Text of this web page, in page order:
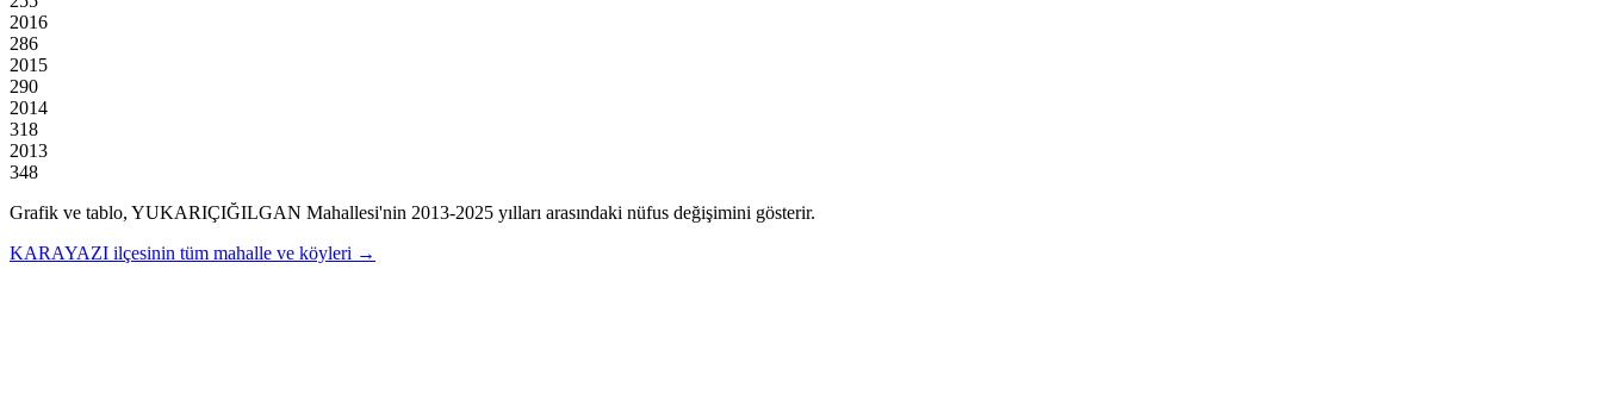
2016
286
2015
290
2014
318
2013
348
Grafik ve tablo, YUKARIÇIĞILGAN Mahallesi'nin 2013-2025 yılları arasındaki nüfus değişimini gösterir.
KARAYAZI ilçesinin tüm mahalle ve köyleri →